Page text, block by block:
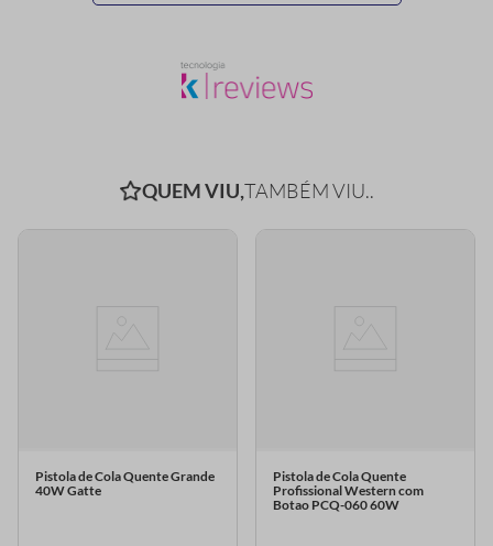
QUEM VIU,TAMBÉM VIU..
Pistola de Cola Quente Grande
40W Gatte
Pistola de Cola Quente
Profissional Western com
Botao PCQ-060 60W